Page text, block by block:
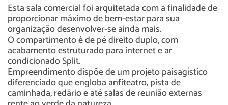
Esta sala comercial foi arquitetada com a finalidade de
proporcionar máximo de bem-estar para sua
organização desenvolver-se ainda mais.
O compartimento é de pé direito duplo, com
acabamento estruturado para internet e ar
condicionado Split.
Empreendimento dispõe de um projeto paisagístico
diferenciado que engloba anfiteatro, pista de
caminhada, redário e até salas de reunião externas